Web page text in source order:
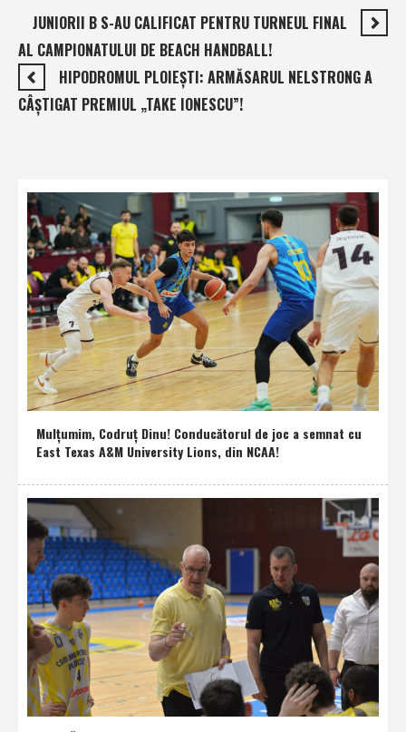
JUNIORII B S-AU CALIFICAT PENTRU TURNEUL FINAL
AL CAMPIONATULUI DE BEACH HANDBALL!
HIPODROMUL PLOIEŞTI: ARMĂSARUL NELSTRONG A
CÂŞTIGAT PREMIUL „TAKE IONESCU”!
Mulţumim, Codruţ Dinu! Conducătorul de joc a semnat cu
East Texas A&M University Lions, din NCAA!